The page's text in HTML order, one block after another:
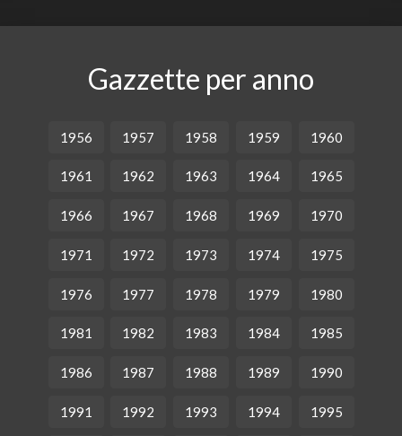
Gazzette per anno
1956 1957 1958 1959 1960
1961 1962 1963 1964 1965
1966 1967 1968 1969 1970
1971 1972 1973 1974 1975
1976 1977 1978 1979 1980
1981 1982 1983 1984 1985
1986 1987 1988 1989 1990
1991 1992 1993 1994 1995